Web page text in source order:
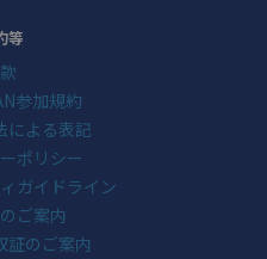
等
参加規約
による表記
ポリシー
ガイドライン
ご案内
証のご案内